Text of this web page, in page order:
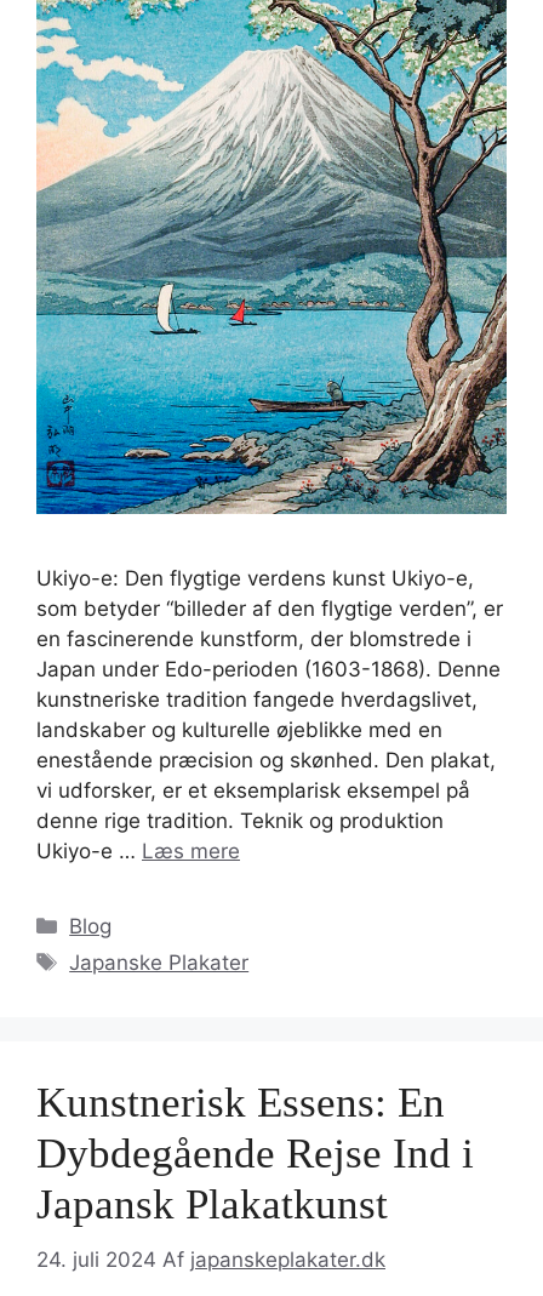
Ukiyo-e: Den flygtige verdens kunst Ukiyo-e,
som betyder “billeder af den flygtige verden”, er
en fascinerende kunstform, der blomstrede i
Japan under Edo-perioden (1603-1868). Denne
kunstneriske tradition fangede hverdagslivet,
landskaber og kulturelle øjeblikke med en
enestående præcision og skønhed. Den plakat,
vi udforsker, er et eksemplarisk eksempel på
denne rige tradition. Teknik og produktion
Ukiyo-e … Læs mere
Kategorier
Blog
Tags
Japanske Plakater
Kunstnerisk Essens: En
Dybdegående Rejse Ind i
Japansk Plakatkunst
24. juli 2024 Af japanskeplakater.dk